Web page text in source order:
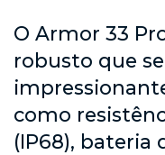
O Armor 33
robusto que
como
(IP68), bateria